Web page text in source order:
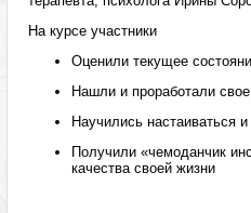
На курсе участники
Оценили текущее
Нашли и проработали
Научились настаиваться
Получили «чемоданчик
качества своей жизни